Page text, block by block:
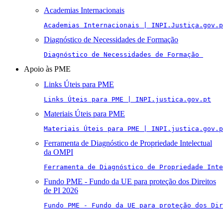
Academias Internacionais
Academias Internacionais |
Diagnóstico de Necessidades de Formação
Diagnóstico de Necessidades de Formação
Apoio às PME
Links Úteis para PME
Links Úteis para PME | INPI.justica.gov.pt
Materiais Úteis para PME
Materiais Úteis para PME |
Ferramenta de Diagnóstico de Propriedade Intelectual
da OMPI
Ferramenta de Diagnóstico de Propriedade
Fundo PME - Fundo da UE para proteção dos Direitos
de PI 2026
Fundo PME - Fundo da UE para proteção